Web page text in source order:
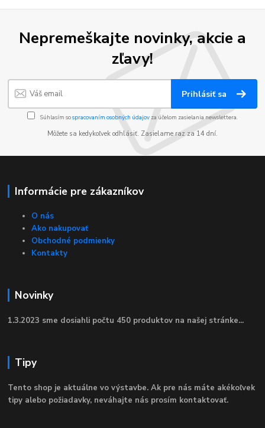
Nepremeškajte novinky, akcie a
zľavy!
Prihlásiť sa
Súhlasím sospracovaním osobných údajov za účelom zasielania newslettera.
Môžete sa kedykoľvek odhlásiť. Zasielame raz za 14 dní.
Informácie pre zákazníkov
O nás
Ako nakupovať
Obchodné podmienky
Kontakty
Novinky
1.3.2023 sme dosiahli počtu 450 produktov na našej stránke...
Tipy
Tento shop je aktuálne vo výstavbe. Ak pre nás máte akékoľvek
tipy alebo požiadavky, neváhajte nás prosím kontaktovať.